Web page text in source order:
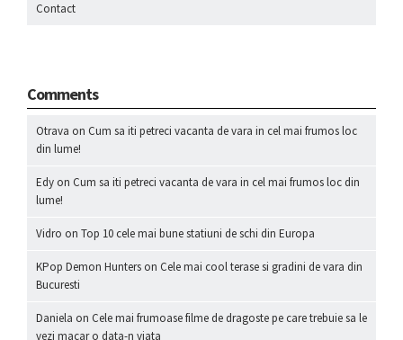
Contact
Comments
Otrava on Cum sa iti petreci vacanta de vara in cel mai frumos loc
din lume!
Edy on Cum sa iti petreci vacanta de vara in cel mai frumos loc din
lume!
Vidro on Top 10 cele mai bune statiuni de schi din Europa
KPop Demon Hunters on Cele mai cool terase si gradini de vara din
Bucuresti
Daniela on Cele mai frumoase filme de dragoste pe care trebuie sa le
vezi macar o data-n viata